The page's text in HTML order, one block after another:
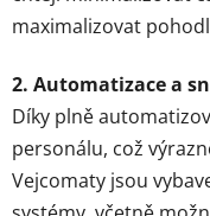
maximalizovat
2. Automatizace a
Díky plně
personálu, což
Vejcomaty jsou